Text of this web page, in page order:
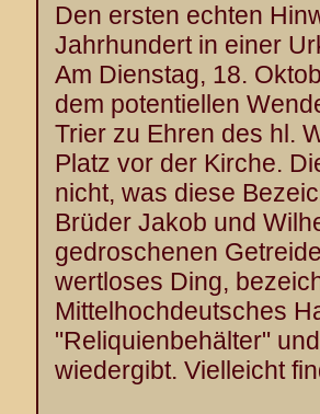
Den ersten echten
Jahrhundert in einer
Am Dienstag, 18.
dem potentiellen
Trier zu Ehren des hl.
Platz vor der Kirche.
nicht, was diese
Brüder Jakob und
gedroschenen
wertloses Ding,
Mittelhochdeutsches
"Reliquienbehälter"
wiedergibt. Vielleicht